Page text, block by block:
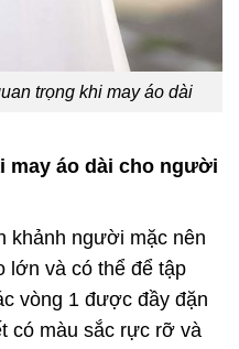
trọng khi may áo dài
may áo dài cho người
khảnh người mặc nên
lớn và có thể để tập
vòng 1 được đầy đặn
có màu sắc rực rỡ và